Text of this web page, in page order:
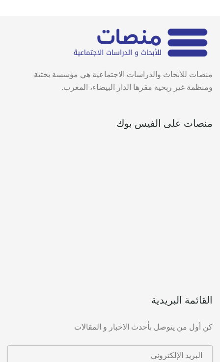
منصات للأبحاث والدراسات الاجتماعية هي مؤسسة بحثية
ومنظمة غير ربحية مقرها الدار البيضاء، المغرب.
منصات على الفيس بوك
القائمة البريدية
كن أول من يتوصل بأحدث الاخبار و المقالات